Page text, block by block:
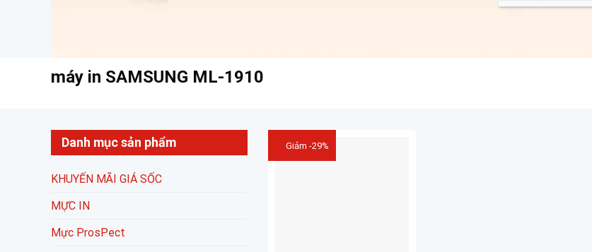
máy in SAMSUNG ML-1910
Danh mục sản phẩm
KHUYẾN MÃI GIÁ SỐC
MỰC IN
Mực ProsPect
Giảm -29%